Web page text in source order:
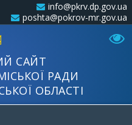
info@pkrv.dp.gov.ua
poshta@pokrov-mr.gov.ua
САЙТ
РАДИ
ОБЛАСТІ